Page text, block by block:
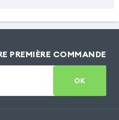
PREMIÈRE COMMANDE
OK